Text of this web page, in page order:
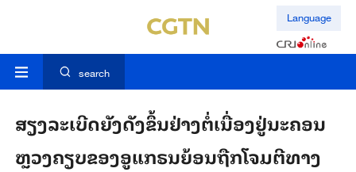
Language
search
ສຽງ​ລະ​ເບີດ​ຍັງ​ດັງ​ຂຶ້ນ​ຢ່​າງ​ຕໍ່​ເນື່ອງ​ຢູ່ນະ​ຄອນ​
ຫຼວງ​ຄຽບ​ຂອງ​ອູ​ແກ​ຣນ​​ຍ້ອນ​ຖືກໂຈມ​ຕີ​ທາງ​